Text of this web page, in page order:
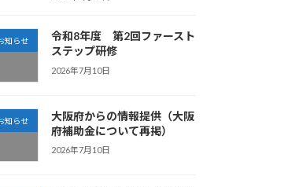
知らせ
令和8年度 第2回ファースト
ステップ研修
2026年7月10日
知らせ
大阪府からの情報提供（大阪
府補助金について再掲）
2026年7月10日